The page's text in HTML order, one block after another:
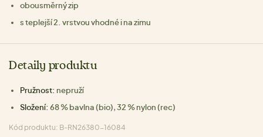
obousměrný zip
s teplejší 2. vrstvou vhodné i na zimu
Detaily produktu
Pružnost: nepruží
Složení: 68 % bavlna (bio), 32 % nylon (rec)
Kód produktu: B-RN26380-16084